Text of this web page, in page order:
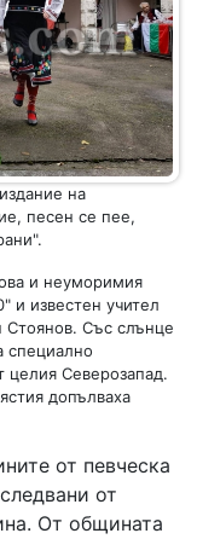
на
песен се пее,
и неуморимия
и известен учител
Стоянов. Със слънце
специално
целия Северозапад.
допълваха
от певческа
от
От общината